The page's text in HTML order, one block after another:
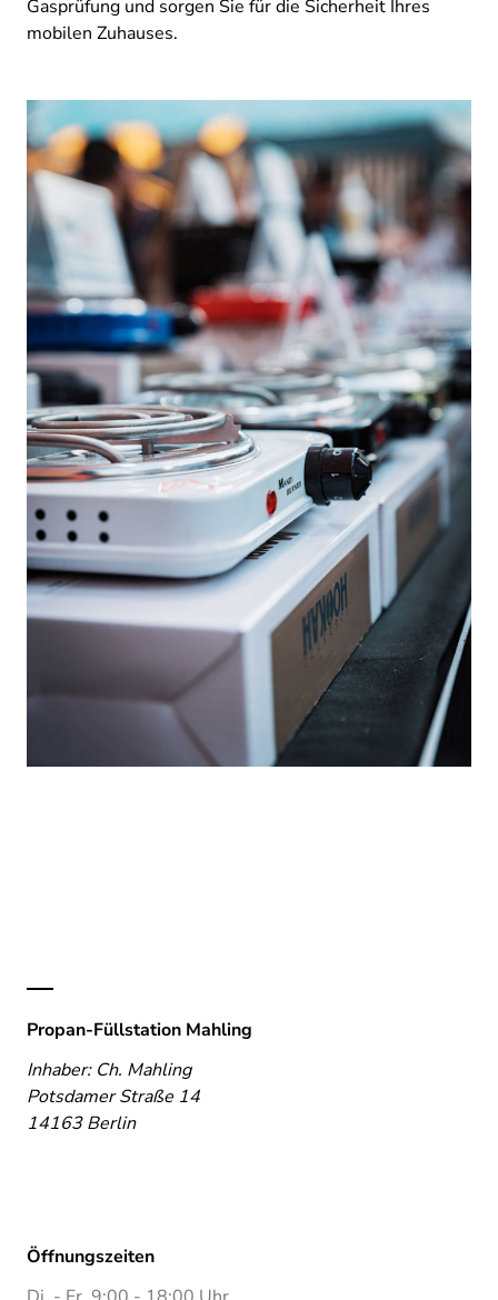
Gasprüfung und sorgen Sie für die Sicherheit Ihres
mobilen Zuhauses.
Propan-Füllstation Mahling
Inhaber: Ch. Mahling
Potsdamer Straße 14
14163 Berlin
Öffnungszeiten